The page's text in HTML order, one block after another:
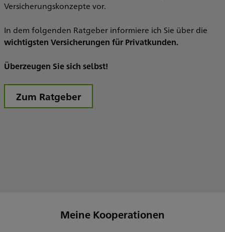
Versicherungskonzepte vor.
In dem folgenden Ratgeber informiere ich Sie über die
wichtigsten Versicherungen für Privatkunden.
Überzeugen Sie sich selbst!
Zum Ratgeber
Meine Kooperationen